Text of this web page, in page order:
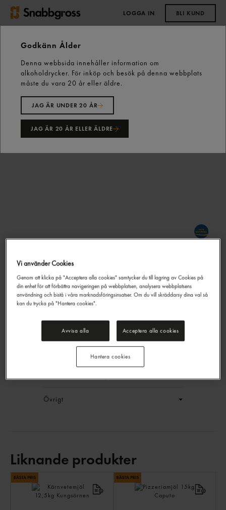
LOGGA IN BLI KUND
Start Vårt sortiment
Skafferiet
Mjöl, Gryner & Flingor
Vetemjöl
Durumvetemjöl
Kungsörnen1kg
EAN:
LOGGA IN
Övrigt
Liknande produkter
Vi använder Cookies
Genom att klicka på "Acceptera alla cookies" samtycker du till lagring av Cookies på
din enhet för att förbättra navigeringen på webbplatsen, analysera webbplatsens
användning och bistå i våra marknadsföringsinsatser. Om du vill skräddarsy dina val så
kan du trycka på "Hantera cookies".
Avvisa alla Acceptera alla cookies
Hantera cookies
Godkänn Ålder
Denna webbsida innehåller information om
alkoholdrycker. För inköp och besök på denna webbplats
måste du vara 20 år eller äldre.
JAG ÄR UNDER 20 ÅR
JAG ÄR 20 ÅR ELLER ÄLDRE